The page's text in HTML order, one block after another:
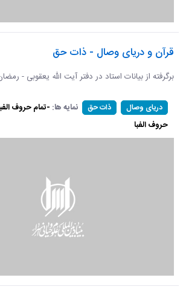
قرآن و دریای وصال - ذات حق
برگرفته از بیانات استاد در دفتر آیت الله یعقوبی - رمضان
دریای وصال ذات حق نمایه ها: -تمام حروف
حروف الفبا